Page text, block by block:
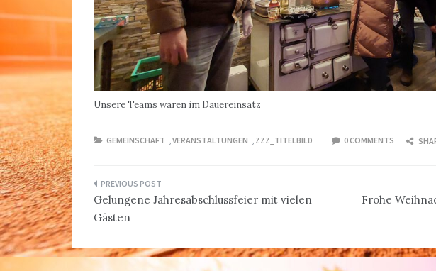
Unsere Teams waren im Dauereinsatz
GEMEINSCHAFT VERANSTALTUNGEN ZZZ_TITELBILD 0 COMMENTS
Beitragsnavigation
Gelungene Jahresabschlussfeier mit vielen
Gästen
Frohe